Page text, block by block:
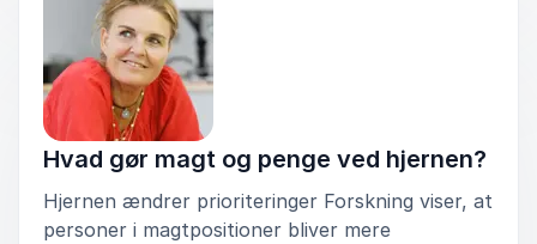
Hvad gør magt og penge ved hjernen?
Hjernen ændrer prioriteringer Forskning viser, at
personer i magtpositioner bliver mere